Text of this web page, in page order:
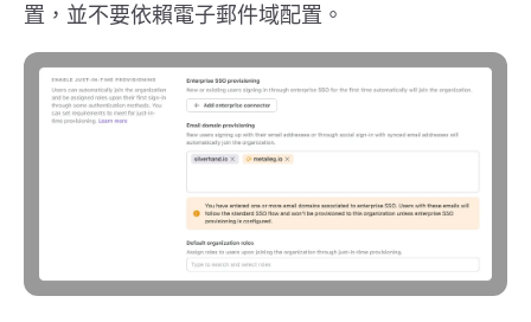
置，並不要依賴電子郵件域配置。